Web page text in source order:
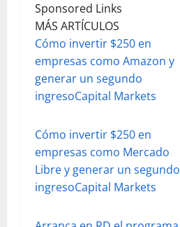
Sponsored Links
MÁS ARTÍCULOS
Cómo invertir $250 en
empresas como Amazon y
generar un segundo
ingresoCapital Markets
Cómo invertir $250 en
empresas como Mercado
Libre y generar un segundo
ingresoCapital Markets